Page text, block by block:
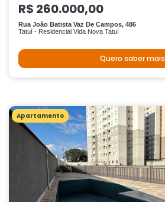
R$ 260.000,00
Rua João Batista Vaz De Campos, 486
Tatuí - Residencial Vida Nova Tatuí
Quero saber mais
Apartamento